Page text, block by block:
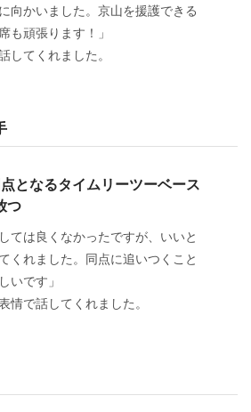
向かいました。京山を援護できる
も頑張ります！」
してくれました。
となるタイムリーツーベース
つ
ては良くなかったですが、いいと
くれました。同点に追いつくこと
いです」
情で話してくれました。